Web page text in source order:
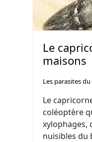
Le
maisons
Les parasites
Le
coléoptère
xylophages,
nuisibles du